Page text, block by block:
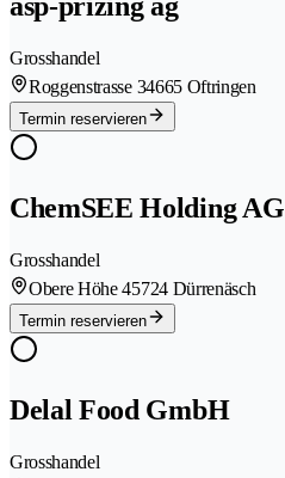
asp-prizing ag
Grosshandel
Roggenstrasse 34665 Oftringen
Termin reservieren
ChemSEE Holding AG
Grosshandel
Obere Höhe 45724 Dürrenäsch
Termin reservieren
Delal Food GmbH
Grosshandel